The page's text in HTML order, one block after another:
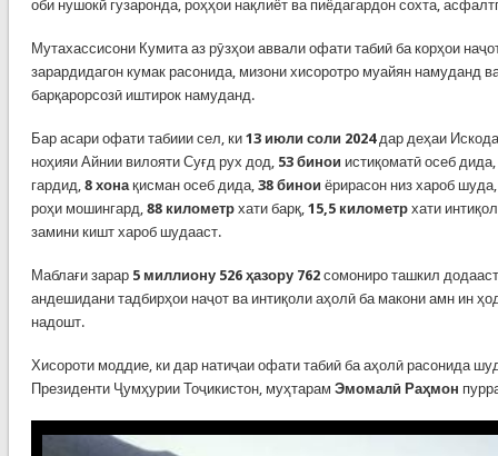
оби нушокй гузаронда, роҳҳои нақлиёт ва пиёдагардон сохта,
Мутахассисони Кумита аз рӯзҳои аввали офати табиӣ ба корҳои
зарардидагон кумак расонида, мизони хисоротро муайян намуданд
барқарорсозӣ иштирок намуданд.
Бар асари офати табиии сел, ки 13 июли соли 2024дар деҳаи
ноҳияи Айнии вилояти Суғд рух дод, 53 бинои истиқоматӣ осеб
гардид, 8 хонақисман осеб дида, 38 бинои ёрирасон низ хароб
роҳи мошингард, 88 километрхати барқ, 15,5 километрхати
замини кишт хароб шудааст.
Маблағи зарар 5 миллиону 526 ҳазору 762сомониро ташкил
андешидани тадбирҳои наҷот ва интиқоли аҳолӣ ба макони амн ин
надошт.
Хисороти моддие, ки дар натиҷаи офати табиӣ ба аҳолӣ расонида
Президенти Ҷумҳурии Тоҷикистон, муҳтарам Эмомалӣ Раҳмон